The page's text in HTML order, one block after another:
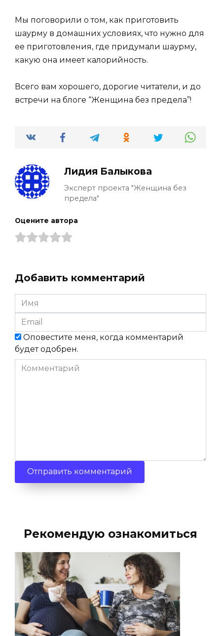
Мы поговорили о том, как приготовить
шаурму в домашних условиях, что нужно для
ее приготовления, где придумали шаурму,
какую она имеет калорийность.
Всего вам хорошего, дорогие читатели, и до
встречи на блоге “Женщина без предела”!
Лидия Балыкова
Эксперт проекта "Женщина без
предела"
Оцените автора
Добавить комментарий
Имя
*
Email
*
Оповестите меня, когда комментарий
будет одобрен.
Комментарий
Рекомендую ознакомиться